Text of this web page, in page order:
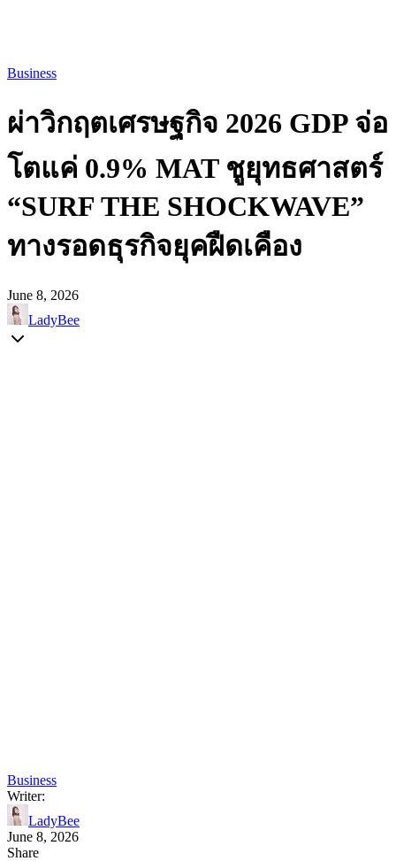
Business
ผ่าวิกฤตเศรษฐกิจ 2026 GDP จ่อ
โตแค่ 0.9% MAT ชูยุทธศาสตร์
“SURF THE SHOCKWAVE”
ทางรอดธุรกิจยุคฝืดเคือง
June 8, 2026
LadyBee
Business
Writer:
LadyBee
June 8, 2026
Share